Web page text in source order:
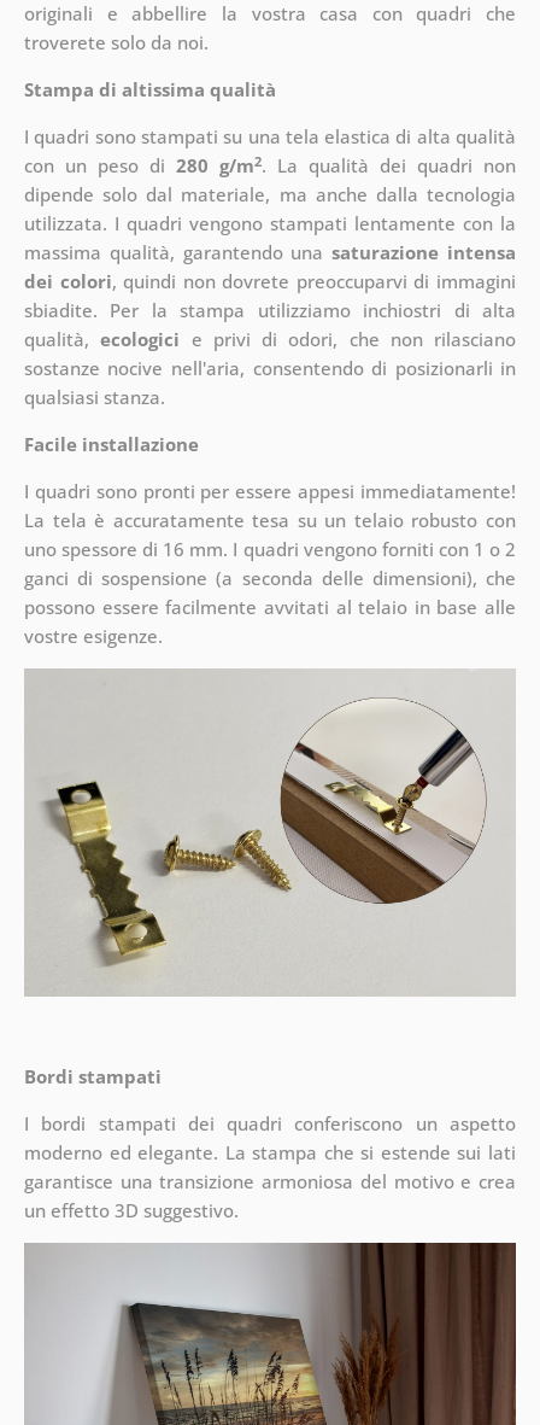
originali e abbellire la vostra casa con quadri che
troverete solo da noi.
Stampa di altissima qualità
I quadri sono stampati su una tela elastica di alta qualità
con un peso di 280 g/m2. La qualità dei quadri non
dipende solo dal materiale, ma anche dalla tecnologia
utilizzata. I quadri vengono stampati lentamente con la
massima qualità, garantendo unasaturazione intensa
dei colori, quindi non dovrete preoccuparvi di immagini
sbiadite. Per la stampa utilizziamo inchiostri di alta
qualità,ecologici e privi di odori, che non rilasciano
sostanze nocive nell'aria, consentendo di posizionarli in
qualsiasi stanza.
Facile installazione
I quadri sono pronti per essere appesi immediatamente!
La tela è accuratamente tesa su un telaio robusto con
uno spessore di 16 mm. I quadri vengono forniti con 1 o 2
ganci di sospensione (a seconda delle dimensioni), che
possono essere facilmente avvitati al telaio in base alle
vostre esigenze.
Bordi stampati
I bordi stampati dei quadri conferiscono un aspetto
moderno ed elegante. La stampa che si estende sui lati
garantisce una transizione armoniosa del motivo e crea
un effetto 3D suggestivo.